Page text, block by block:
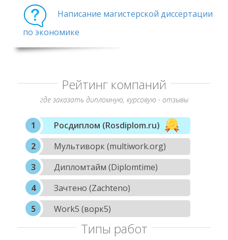
Написание магистерской диссертации
по экономике
Рейтинг компаний
где заказать дипломную, курсовую - отзывы
Росдиплом (Rosdiplom.ru)
Мультиворк (multiwork.org)
Дипломтайм (Diplomtime)
Зачтено (Zachteno)
Work5 (ворк5)
Типы работ